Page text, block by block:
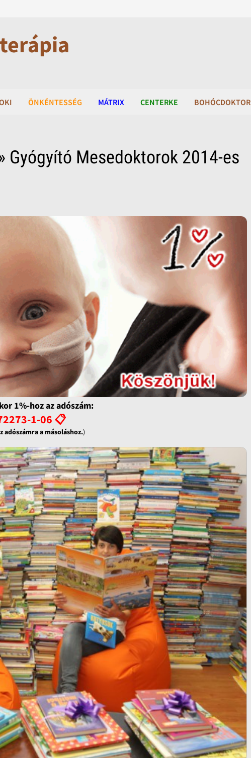
ÖNKÉNTESSÉG MÁTRIX CENTERKE BOHÓCDOKTOR
Gyógyító Mesedoktorok 2014-es
1%-hoz az adószám:
1-06 📋
adószámra a másoláshoz.)